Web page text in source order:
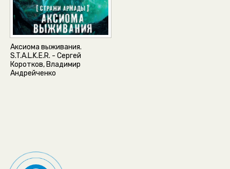
Аксиома выживания.
S.T.A.L.K.E.R. - Сергей
Коротков, Владимир
Андрейченко